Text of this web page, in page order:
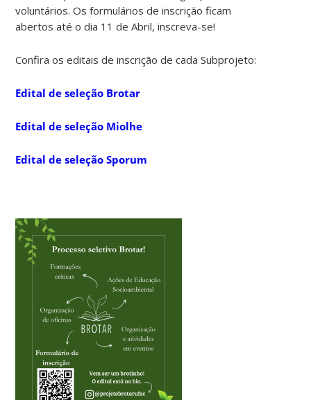
voluntários. Os formulários de inscrição ficam
abertos até o dia 11 de Abril, inscreva-se!
Confira os editais de inscrição de cada Subprojeto:
Edital de seleção Brotar
Edital de seleção Miolhe
Edital de seleção Sporum